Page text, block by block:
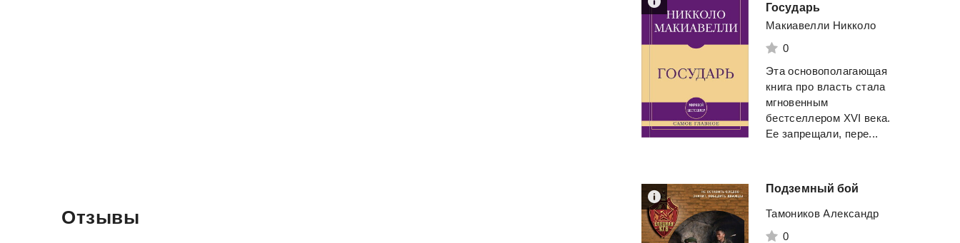
Отзывы
Государь
Макиавелли Никколо
0
Эта основополагающая
книга про власть стала
мгновенным
бестселлером XVI века.
Ее запрещали, пере...
Подземный бой
Тамоников Александр
0